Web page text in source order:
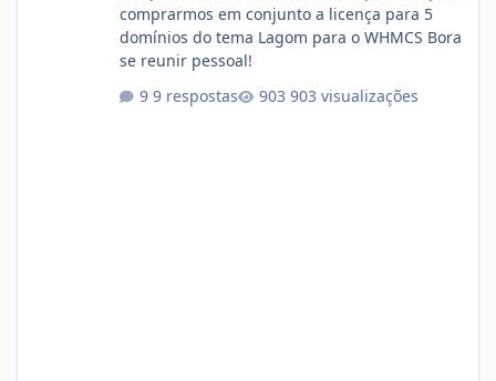
comprarmos em conjunto a licença para 5
domínios do tema Lagom para o WHMCS Bora
se reunir pessoal!
9 respostas
903 visualizações